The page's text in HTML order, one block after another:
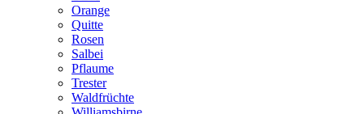
Orange
Quitte
Rosen
Salbei
Pflaume
Trester
Waldfrüchte